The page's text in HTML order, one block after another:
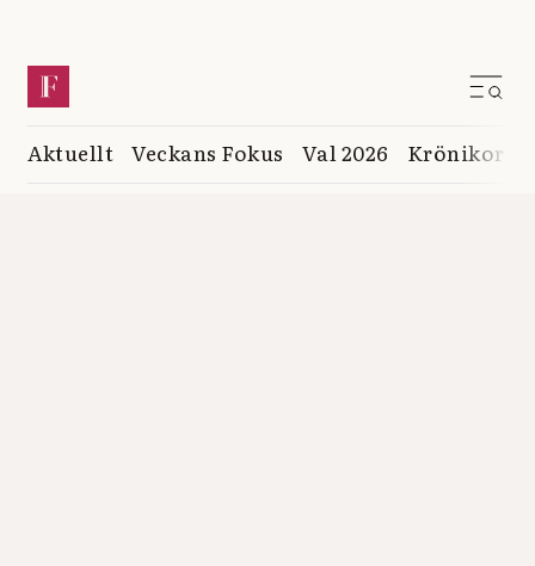
Aktuellt Veckans Fokus Val 2026 Krönikor